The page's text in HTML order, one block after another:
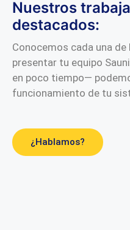
Nuestros
destacados:
Conocemos cada una de
presentar tu equipo
en poco tiempo—
funcionamiento de tu
¿Hablamos?